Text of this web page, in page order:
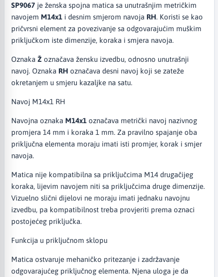
SP9067je ženska spojna matica sa unutrašnjim metričkim
navojem M14x1i desnim smjerom navoja RH. Koristi se kao
pričvrsni element za povezivanje sa odgovarajućim muškim
priključkom iste dimenzije, koraka i smjera navoja.
Oznaka Ž označava žensku izvedbu, odnosno unutrašnji
navoj. Oznaka RH označava desni navoj koji se zateže
okretanjem u smjeru kazaljke na satu.
Navoj M14x1 RH
Navojna oznaka M14x1označava metrički navoj nazivnog
promjera 14 mm i koraka 1 mm. Za pravilno spajanje oba
priključna elementa moraju imati isti promjer, korak i smjer
navoja.
Matica nije kompatibilna sa priključcima M14 drugačijeg
koraka, lijevim navojem niti sa priključcima druge dimenzije.
Vizuelno slični dijelovi ne moraju imati jednaku navojnu
izvedbu, pa kompatibilnost treba provjeriti prema oznaci
postojećeg priključka.
Funkcija u priključnom sklopu
Matica ostvaruje mehaničko pritezanje i zadržavanje
odgovarajućeg priključnog elementa. Njena uloga je da